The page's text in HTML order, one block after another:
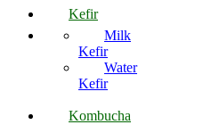
Kefir
Milk
Kefir
Water
Kefir
Kombucha